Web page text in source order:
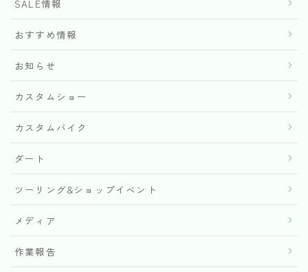
SALE情報
おすすめ情報
お知らせ
カスタムショー
カスタムバイク
ダート
ツーリング&ショップイベント
メディア
作業報告